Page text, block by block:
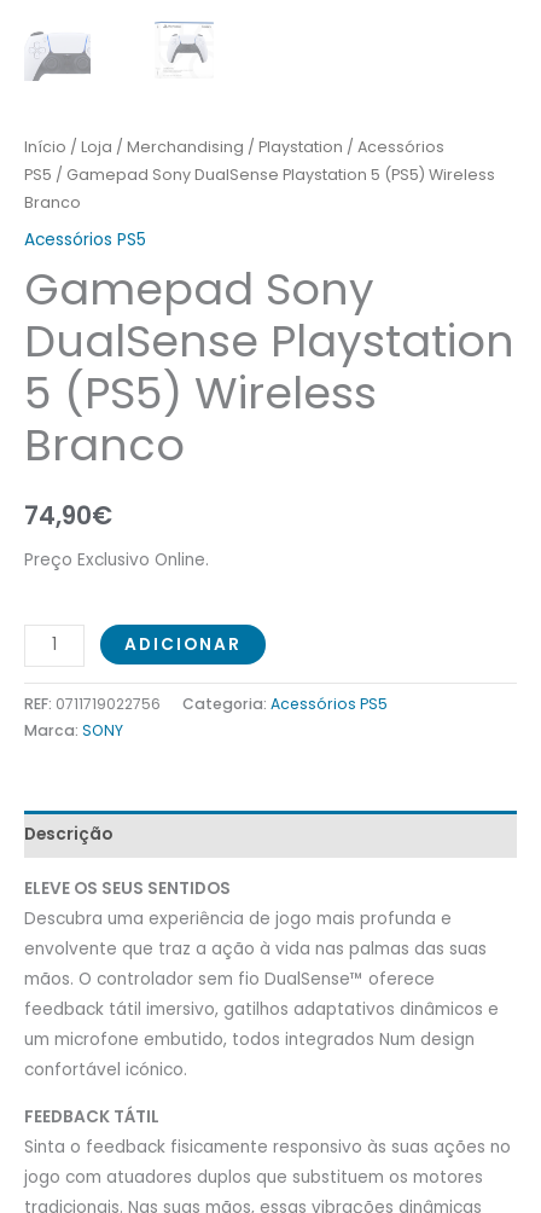
Início / Loja / Merchandising / Playstation / Acessórios
PS5 / Gamepad Sony DualSense Playstation 5 (PS5) Wireless
Branco
Acessórios PS5
Gamepad Sony
DualSense Playstation
5 (PS5) Wireless
Branco
74,90€
Preço Exclusivo Online.
ADICIONAR
REF: 0711719022756 Categoria: Acessórios PS5
Marca: SONY
Descrição
ELEVE OS SEUS SENTIDOS
Descubra uma experiência de jogo mais profunda e
envolvente que traz a ação à vida nas palmas das suas
mãos. O controlador sem fio DualSense™ oferece
feedback tátil imersivo, gatilhos adaptativos dinâmicos e
um microfone embutido, todos integrados Num design
confortável icónico.
FEEDBACK TÁTIL
Sinta o feedback fisicamente responsivo às suas ações no
jogo com atuadores duplos que substituem os motores
tradicionais. Nas suas mãos, essas vibrações dinâmicas